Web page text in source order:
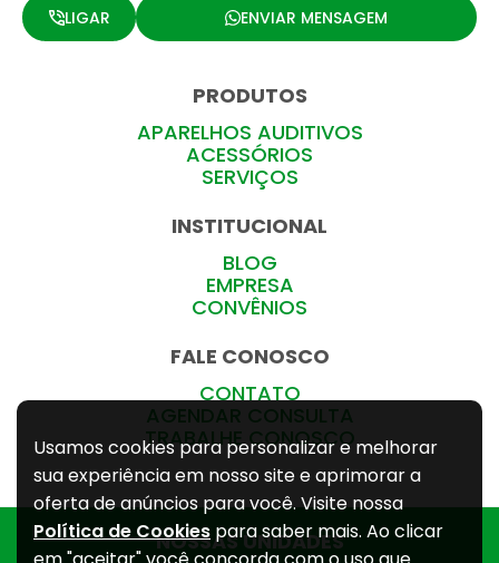
PRODUTOS
APARELHOS AUDITIVOS
ACESSÓRIOS
SERVIÇOS
INSTITUCIONAL
BLOG
EMPRESA
CONVÊNIOS
FALE CONOSCO
CONTATO
AGENDAR CONSULTA
TRABALHE CONOSCO
LIGAR ENVIAR MENSAGEM
NOSSAS UNIDADES
Usamos cookies para personalizar e melhorar
sua experiência em nosso site e aprimorar a
oferta de anúncios para você. Visite nossa
Política de Cookies para saber mais. Ao clicar